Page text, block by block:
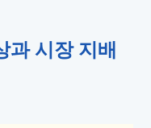
과 시장 지배